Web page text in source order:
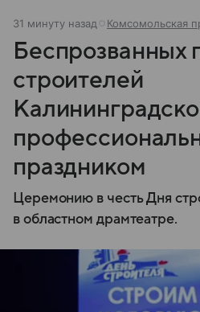
31 минуту назад Комсомольская
Беспрозванных
строителей
праздником
Церемонию в честь Дня
в областном драмтеатре.